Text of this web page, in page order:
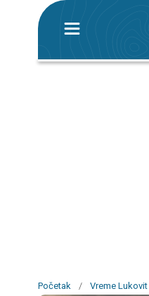
Početak / Vreme Lukovit